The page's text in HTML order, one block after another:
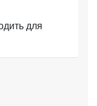
для